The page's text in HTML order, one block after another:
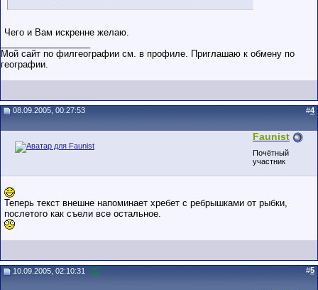
Чего и Вам искренне желаю.
Мой сайт по филгеографии см. в профиле. Приглашаю к обмену по
географии.
08.09.2005, 00:27:53 #4
Faunist
Почётный
участник
Теперь текст внешне напоминает хребет с ребрышками от рыбки,
послетого как съели все остальное.
10.09.2005, 02:10:31 #5